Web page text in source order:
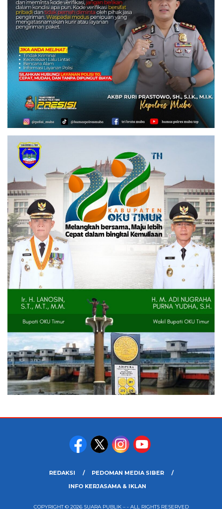
REDAKSI
PEDOMAN MEDIA SIBER
INFO KERJASAMA & IKLAN
COPYRIGHT © 2026 SUARA PUBLIK – - ALL RIGHTS RESERVED